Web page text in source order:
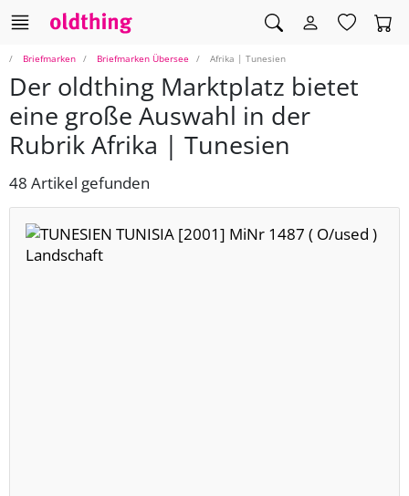
Briefmarken Briefmarken Übersee Afrika | Tunesien
Der oldthing Marktplatz bietet
eine große Auswahl in der
Rubrik Afrika | Tunesien
48 Artikel gefunden